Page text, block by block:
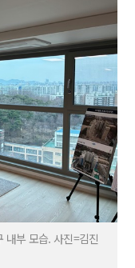
내부 모습. 사진=김진